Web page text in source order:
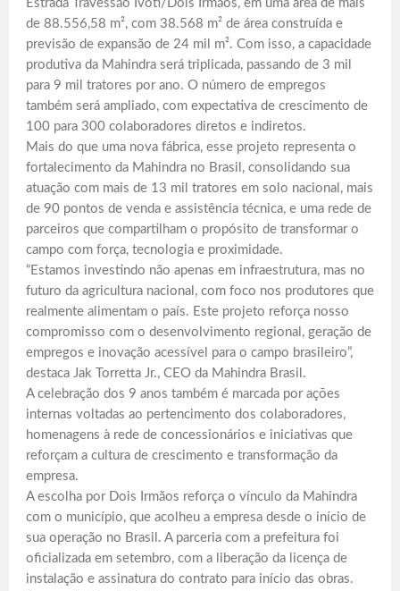
Estrada Travessão Ivoti/Dois Irmãos, em uma área de mais
de 88.556,58 m², com 38.568 m² de área construída e
previsão de expansão de 24 mil m². Com isso, a capacidade
produtiva da Mahindra será triplicada, passando de 3 mil
para 9 mil tratores por ano. O número de empregos
também será ampliado, com expectativa de crescimento de
100 para 300 colaboradores diretos e indiretos.
Mais do que uma nova fábrica, esse projeto representa o
fortalecimento da Mahindra no Brasil, consolidando sua
atuação com mais de 13 mil tratores em solo nacional, mais
de 90 pontos de venda e assistência técnica, e uma rede de
parceiros que compartilham o propósito de transformar o
campo com força, tecnologia e proximidade.
“Estamos investindo não apenas em infraestrutura, mas no
futuro da agricultura nacional, com foco nos produtores que
realmente alimentam o país. Este projeto reforça nosso
compromisso com o desenvolvimento regional, geração de
empregos e inovação acessível para o campo brasileiro”,
destaca Jak Torretta Jr., CEO da Mahindra Brasil.
A celebração dos 9 anos também é marcada por ações
internas voltadas ao pertencimento dos colaboradores,
homenagens à rede de concessionários e iniciativas que
reforçam a cultura de crescimento e transformação da
empresa.
A escolha por Dois Irmãos reforça o vínculo da Mahindra
com o município, que acolheu a empresa desde o início de
sua operação no Brasil. A parceria com a prefeitura foi
oficializada em setembro, com a liberação da licença de
instalação e assinatura do contrato para início das obras.